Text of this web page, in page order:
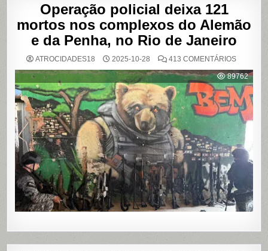
Operação policial deixa 121
mortos nos complexos do Alemão
e da Penha, no Rio de Janeiro
ATROCIDADES18 2025-10-28 413 COMENTÁRIOSEM
POLICIAL
DEIXA
121
MORTOS
NOS
DO
ALEMÃO
PENHA,
NO
RIO
89762